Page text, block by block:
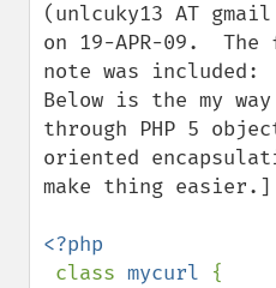
(unlcuky13 AT gmail
on 19-APR-09.
note was included:
Below is the my
through PHP 5
oriented
make thing easier.]
<?php
class mycurl {